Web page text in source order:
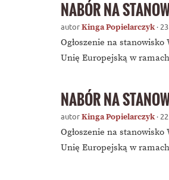
NABÓR NA
autorKinga Popielarczyk·
Ogłoszenie na
Unię Europejską w
NABÓR NA
autorKinga Popielarczyk·
Ogłoszenie na
Unię Europejską w